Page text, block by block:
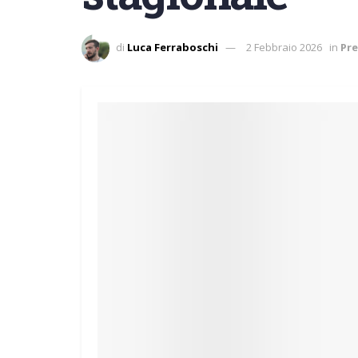
di Luca Ferraboschi 2 Febbraio 2026 in